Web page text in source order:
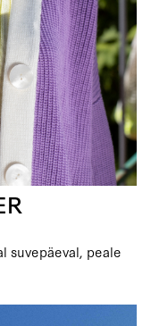
suvepäeval, peale